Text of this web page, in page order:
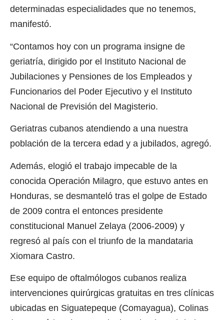
determinadas especialidades que no tenemos,
manifestó.
“Contamos hoy con un programa insigne de
geriatría, dirigido por el Instituto Nacional de
Jubilaciones y Pensiones de los Empleados y
Funcionarios del Poder Ejecutivo y el Instituto
Nacional de Previsión del Magisterio.
Geriatras cubanos atendiendo a una nuestra
población de la tercera edad y a jubilados, agregó.
Además, elogió el trabajo impecable de la
conocida Operación Milagro, que estuvo antes en
Honduras, se desmanteló tras el golpe de Estado
de 2009 contra el entonces presidente
constitucional Manuel Zelaya (2006-2009) y
regresó al país con el triunfo de la mandataria
Xiomara Castro.
Ese equipo de oftalmólogos cubanos realiza
intervenciones quirúrgicas gratuitas en tres clínicas
ubicadas en Siguatepeque (Comayagua), Colinas